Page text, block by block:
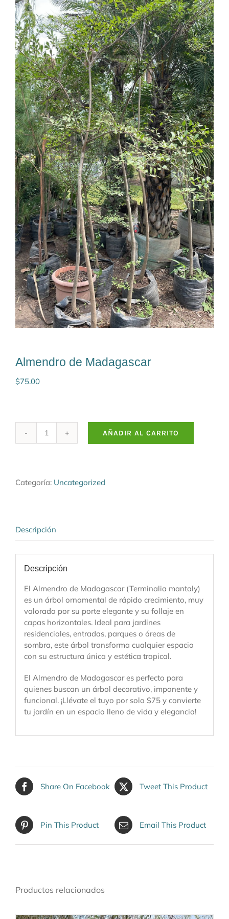
Almendro de Madagascar
$75.00
Almendro
AÑADIR AL CARRITO
Categoría: Uncategorized
Descripción
Descripción
El Almendro de Madagascar (Terminalia mantaly)
es un árbol ornamental de rápido crecimiento, muy
valorado por su porte elegante y su follaje en
capas horizontales. Ideal para jardines
residenciales, entradas, parques o áreas de
sombra, este árbol transforma cualquier espacio
con su estructura única y estética tropical.
El Almendro de Madagascar es perfecto para
quienes buscan un árbol decorativo, imponente y
funcional. ¡Llévate el tuyo por solo $75 y convierte
tu jardín en un espacio lleno de vida y elegancia!
Share On Facebook Tweet This Product
Pin This Product Email This Product
Productos relacionados